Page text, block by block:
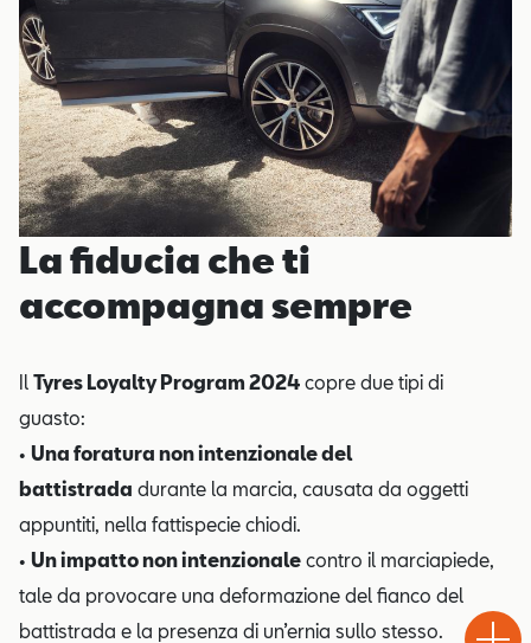
La fiducia che ti
accompagna sempre
Il Tyres Loyalty Program 2024 copre due tipi di
guasto:
• Una foratura non intenzionale del
battistrada durante la marcia, causata da oggetti
appuntiti, nella fattispecie chiodi.
• Un impatto non intenzionale contro il marciapiede,
tale da provocare una deformazione del fianco del
battistrada e la presenza di un’ernia sullo stesso.
Test
Drive
Chiama